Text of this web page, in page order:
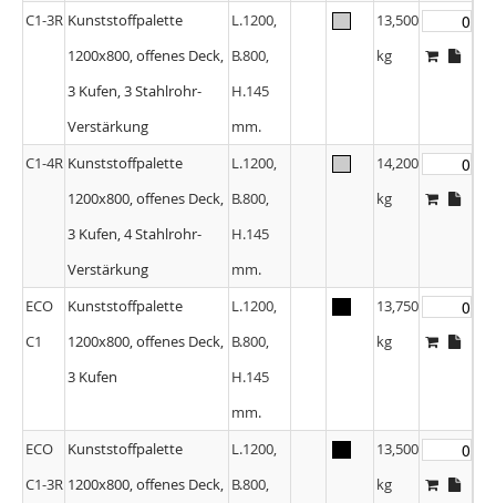
C1-3R Kunststoffpalette
1200x800, offenes Deck,
3 Kufen, 3 Stahlrohr-
Verstärkung
L.1200,
B.800,
H.145
mm.
13,500
kg
C1-4R Kunststoffpalette
1200x800, offenes Deck,
3 Kufen, 4 Stahlrohr-
Verstärkung
L.1200,
B.800,
H.145
mm.
14,200
kg
ECO
C1
Kunststoffpalette
1200x800, offenes Deck,
3 Kufen
L.1200,
B.800,
H.145
mm.
13,750
kg
ECO
C1-3R
Kunststoffpalette
1200x800, offenes Deck,
L.1200,
B.800,
13,500
kg